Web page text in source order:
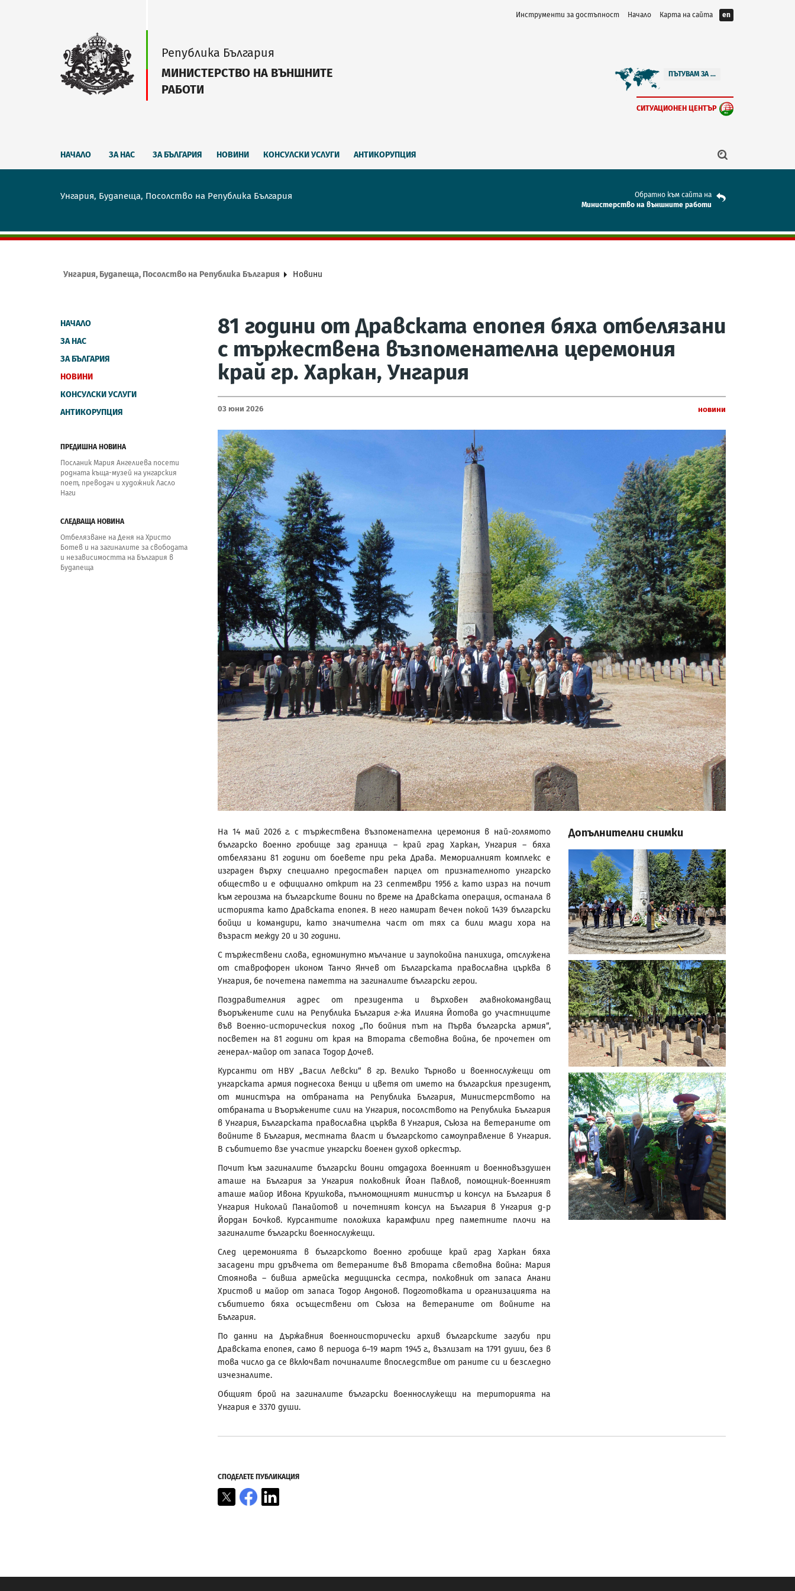
Инструменти за достъпност Начало Карта на сайта en
Република България
МИНИСТЕРСТВО НА ВЪНШНИТЕ
РАБОТИ
ПЪТУВАМ ЗА ...
СИТУАЦИОНЕН ЦЕНТЪР
НАЧАЛО ЗА НАС ЗА БЪЛГАРИЯ НОВИНИ КОНСУЛСКИ УСЛУГИ АНТИКОРУПЦИЯ
Унгария, Будапеща, Посолство на Република България
Обратно към сайта на
Mинистерство на външните работи
Унгария, Будапеща, Посолство на Република България Новини
НАЧАЛО
ЗА НАС
ЗА БЪЛГАРИЯ
НОВИНИ
КОНСУЛСКИ УСЛУГИ
АНТИКОРУПЦИЯ
ПРЕДИШНА НОВИНА
Посланик Мария Ангелиева посети
родната къща-музей на унгарския
поет, преводач и художник Ласло
Наги
СЛЕДВАЩА НОВИНА
Отбелязване на Деня на Христо
Ботев и на загиналите за свободата
и независимостта на България в
Будапеща
81 години от Дравската епопея бяха отбелязани
с тържествена възпоменателна церемония
край гр. Харкан, Унгария
03 Юни 2026 Новини
На 14 май 2026 г. с тържествена възпоменателна церемония в най-голямото
българско военно гробище зад граница – край град Харкан, Унгария – бяха
отбелязани 81 години от боевете при река Драва. Мемориалният комплекс е
изграден върху специално предоставен парцел от признателното унгарско
общество и е официално открит на 23 септември 1956 г. като израз на почит
към героизма на българските воини по време на Дравската операция, останала в
историята като Дравската епопея. В него намират вечен покой 1439 български
бойци и командири, като значителна част от тях са били млади хора на
възраст между 20 и 30 години.
С тържествени слова, едноминутно мълчание и заупокойна панихида, отслужена
от ставрофорен иконом Танчо Янчев от Българската православна църква в
Унгария, бе почетена паметта на загиналите български герои.
Поздравителния адрес от президента и върховен главнокомандващ
въоръжените сили на Република България г-жа Илияна Йотова до участниците
във Военно-историческия поход „По бойния път на Първа българска армия“,
посветен на 81 години от края на Втората световна война, бе прочетен от
генерал-майор от запаса Тодор Дочев.
Курсанти от НВУ „Васил Левски“ в гр. Велико Търново и военнослужещи от
унгарската армия поднесоха венци и цветя от името на българския президент,
от министъра на отбраната на Република България, Министерството на
отбраната и Въоръжените сили на Унгария, посолството на Република България
в Унгария, Българската православна църква в Унгария, Съюза на ветераните от
войните в България, местната власт и българското самоуправление в Унгария.
В събитието взе участие унгарски военен духов оркестър.
Почит към загиналите български воини отдадоха военният и военновъздушен
аташе на България за Унгария полковник Йоан Павлов, помощник-военният
аташе майор Ивона Крушкова, пълномощният министър и консул на България в
Унгария Николай Панайотов и почетният консул на България в Унгария д-р
Йордан Бочков. Курсантите положиха карамфили пред паметните плочи на
загиналите български военнослужещи.
След церемонията в българското военно гробище край град Харкан бяха
засадени три дръвчета от ветераните във Втората световна война: Мария
Стоянова – бивша армейска медицинска сестра, полковник от запаса Анани
Христов и майор от запаса Тодор Андонов. Подготовката и организацията на
събитието бяха осъществени от Съюза на ветераните от войните на
България.
По данни на Държавния военноисторически архив българските загуби при
Дравската епопея, само в периода 6–19 март 1945 г., възлизат на 1791 души, без в
това число да се включват починалите впоследствие от раните си и безследно
изчезналите.
Общият брой на загиналите български военнослужещи на територията на
Унгария е 3370 души.
Допълнителни снимки
СПОДЕЛЕТЕ ПУБЛИКАЦИЯ
X Facebook